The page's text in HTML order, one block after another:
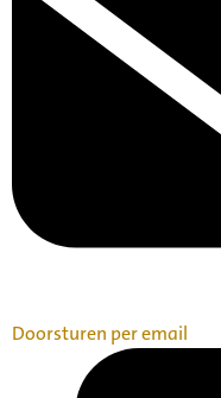
Doorsturen per email